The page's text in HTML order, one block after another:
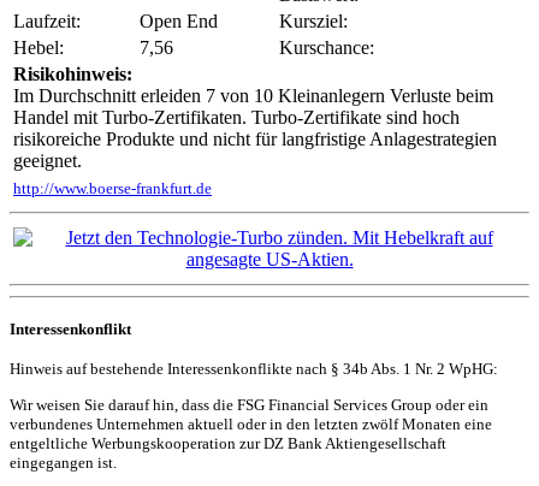
Laufzeit:
Open End
Kursziel:
Hebel:
7,56
Kurschance:
Risikohinweis:
Im Durchschnitt erleiden 7 von 10 Kleinanlegern Verluste beim
Handel mit Turbo-Zertifikaten. Turbo-Zertifikate sind hoch
risikoreiche Produkte und nicht für langfristige Anlagestrategien
geeignet.
http://www.boerse-frankfurt.de
Interessenkonflikt
Hinweis auf bestehende Interessenkonflikte nach § 34b Abs. 1 Nr. 2 WpHG:
Wir weisen Sie darauf hin, dass die FSG Financial Services Group oder ein
verbundenes Unternehmen aktuell oder in den letzten zwölf Monaten eine
entgeltliche Werbungskooperation zur DZ Bank Aktiengesellschaft
eingegangen ist.